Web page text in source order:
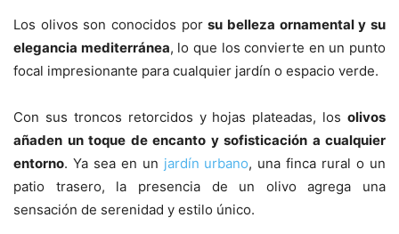
Los olivos son conocidos porsu belleza ornamental y su
elegancia mediterránea, lo que los convierte en un punto
focal impresionante para cualquier jardín o espacio verde.
Con sus troncos retorcidos y hojas plateadas, los olivos
añaden un toque de encanto y sofisticación a cualquier
entorno. Ya sea en un jardín urbano, una finca rural o un
patio trasero, la presencia de un olivo agrega una
sensación de serenidad y estilo único.